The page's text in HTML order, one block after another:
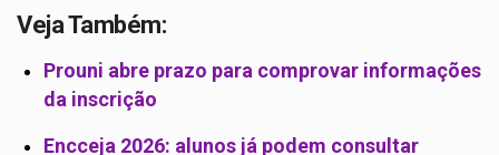
Veja Também:
Prouni abre prazo para comprovar informações
da inscrição
Encceja 2026: alunos já podem consultar